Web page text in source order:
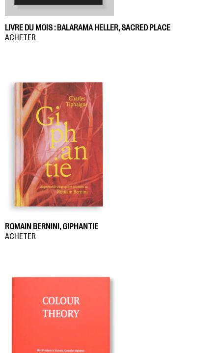
LIVRE DU MOIS : BALARAMA HELLER, SACRED PLACE
ACHETER
ROMAIN BERNINI, GIPHANTIE
ACHETER